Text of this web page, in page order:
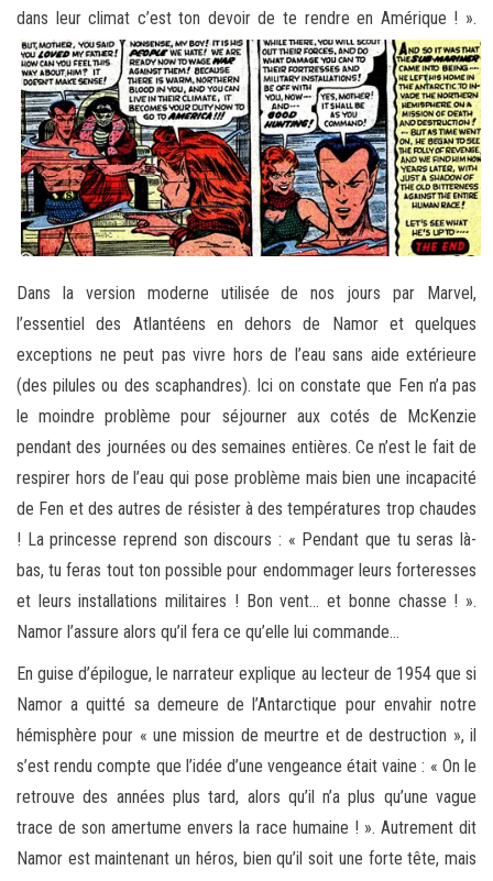
dans leur climat c’est ton devoir de te rendre en Amérique ! ».
Dans la version moderne utilisée de nos jours par Marvel,
l’essentiel des Atlantéens en dehors de Namor et quelques
exceptions ne peut pas vivre hors de l’eau sans aide extérieure
(des pilules ou des scaphandres). Ici on constate que Fen n’a pas
le moindre problème pour séjourner aux cotés de McKenzie
pendant des journées ou des semaines entières. Ce n’est le fait de
respirer hors de l’eau qui pose problème mais bien une incapacité
de Fen et des autres de résister à des températures trop chaudes
! La princesse reprend son discours : « Pendant que tu seras là-
bas, tu feras tout ton possible pour endommager leurs forteresses
et leurs installations militaires ! Bon vent… et bonne chasse ! ».
Namor l’assure alors qu’il fera ce qu’elle lui commande…
En guise d’épilogue, le narrateur explique au lecteur de 1954 que si
Namor a quitté sa demeure de l’Antarctique pour envahir notre
hémisphère pour « une mission de meurtre et de destruction », il
s’est rendu compte que l’idée d’une vengeance était vaine : « On le
retrouve des années plus tard, alors qu’il n’a plus qu’une vague
trace de son amertume envers la race humaine ! ». Autrement dit
Namor est maintenant un héros, bien qu’il soit une forte tête, mais